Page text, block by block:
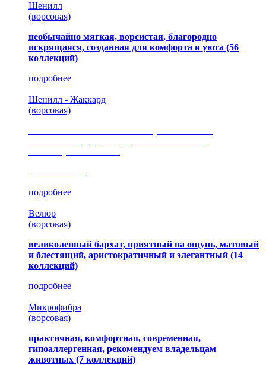
Шенилл
(ворсовая)
необычайно мягкая, ворсистая, благородно
искрящаяся, созданная для комфорта и уюта (56
коллекций)
подробнее
Шенилл - Жаккард
(ворсовая)
подробнее
Велюр
(ворсовая)
великолепный бархат, приятный на ощупь, матовый
и блестящий, аристократичный и элегантный (14
коллекций)
подробнее
Микрофибра
(ворсовая)
практичная, комфортная, современная,
гипоаллергенная, рекомендуем владельцам
животных (7 коллекций)